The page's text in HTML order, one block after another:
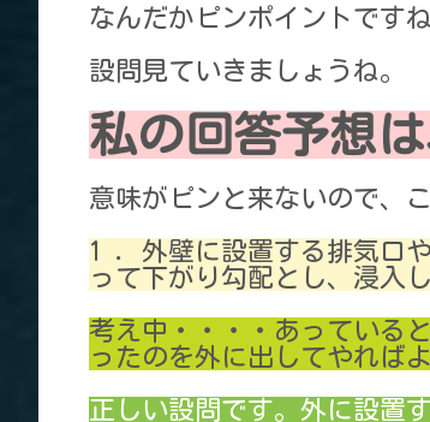
なんだかピンポイントですね
設問見ていきましょうね。
私の回答予想は
意味がピンと来ないので、
1 ．外壁に設置する排気口
って下がり勾配とし、浸入
考え中・・・・あっている
ったのを外に出してやれば
正しい設問です。外に設置